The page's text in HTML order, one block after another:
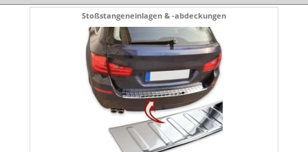
Stoßstangeneinlagen & -abdeckungen